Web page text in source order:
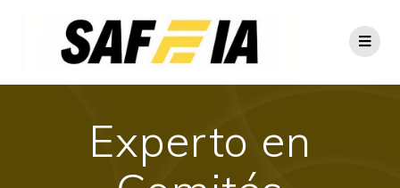
Experto en